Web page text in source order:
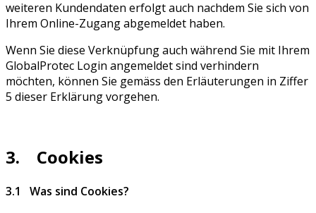
weiteren Kundendaten erfolgt auch nachdem Sie sich von
Ihrem Online-Zugang abgemeldet haben.
Wenn Sie diese Verknüpfung auch während Sie mit Ihrem
GlobalProtec Login angemeldet sind verhindern
möchten, können Sie gemäss den Erläuterungen in Ziffer
5 dieser Erklärung vorgehen.
3. Cookies
3.1 Was sind Cookies?